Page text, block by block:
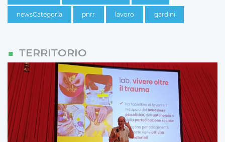
newsCategoria pnrr lavoro gardini
TERRITORIO